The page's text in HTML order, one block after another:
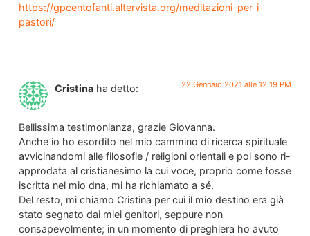
https://gpcentofanti.altervista.org/meditazioni-per-i-
pastori/
Cristina ha detto: 22 Gennaio 2021 alle 12:19 PM
Bellissima testimonianza, grazie Giovanna.
Anche io ho esordito nel mio cammino di ricerca spirituale
avvicinandomi alle filosofie / religioni orientali e poi sono ri-
approdata al cristianesimo la cui voce, proprio come fosse
iscritta nel mio dna, mi ha richiamato a sé.
Del resto, mi chiamo Cristina per cui il mio destino era già
stato segnato dai miei genitori, seppure non
consapevolmente; in un momento di preghiera ho avuto